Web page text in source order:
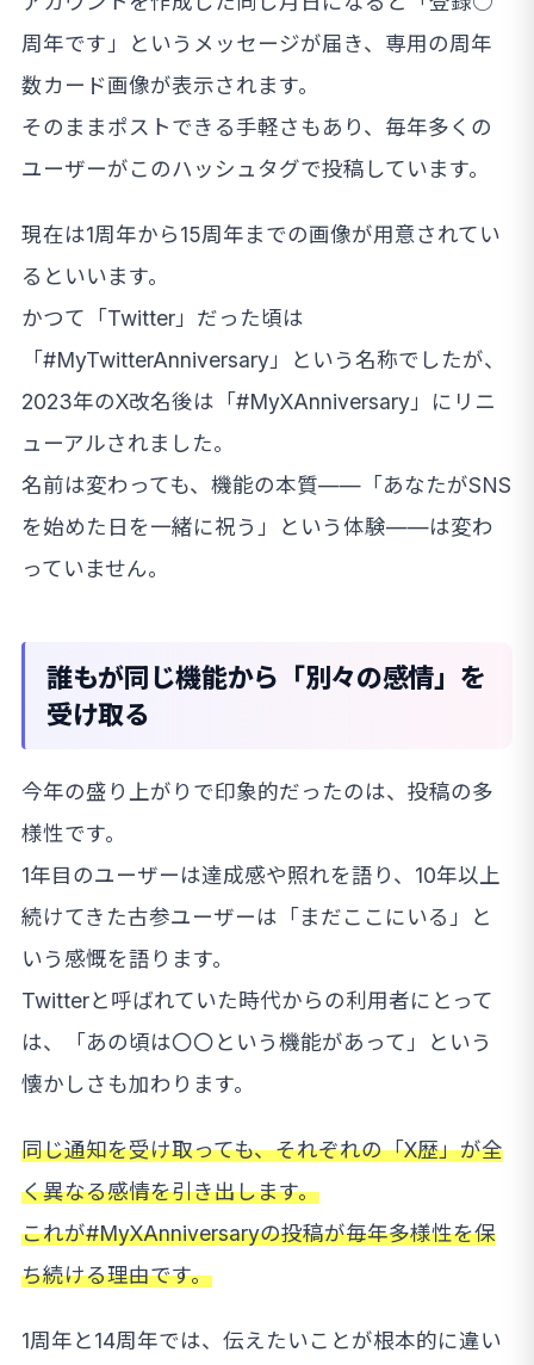
周年です」というメッセージが届き、専用の周年
数カード画像が表示されます。
そのままポストできる手軽さもあり、毎年多くの
ユーザーがこのハッシュタグで投稿しています。
現在は1周年から15周年までの画像が用意されてい
るといいます。
かつて「Twitter」だった頃は
「#MyTwitterAnniversary」という名称でしたが、
2023年のX改名後は「#MyXAnniversary」にリニ
ューアルされました。
名前は変わっても、機能の本質——「あなたがSNS
を始めた日を一緒に祝う」という体験——は変わ
っていません。
誰もが同じ機能から「別々の感情」を
受け取る
今年の盛り上がりで印象的だったのは、投稿の多
様性です。
1年目のユーザーは達成感や照れを語り、10年以上
続けてきた古参ユーザーは「まだここにいる」と
いう感慨を語ります。
Twitterと呼ばれていた時代からの利用者にとって
は、「あの頃は〇〇という機能があって」という
懐かしさも加わります。
同じ通知を受け取っても、それぞれの「X歴」が全
く異なる感情を引き出します。
これが#MyXAnniversaryの投稿が毎年多様性を保
ち続ける理由です。
1周年と14周年では、伝えたいことが根本的に違い